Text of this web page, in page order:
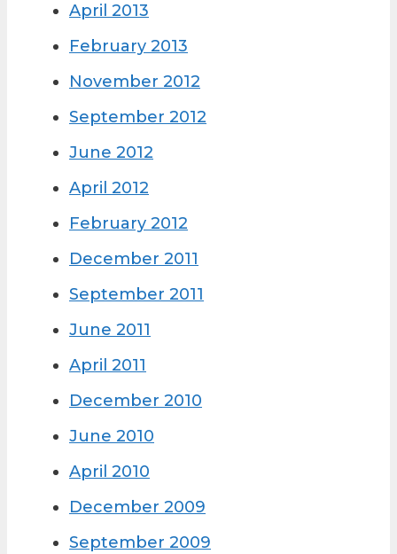
April 2013
February 2013
November 2012
September 2012
June 2012
April 2012
February 2012
December 2011
September 2011
June 2011
April 2011
December 2010
June 2010
April 2010
December 2009
September 2009